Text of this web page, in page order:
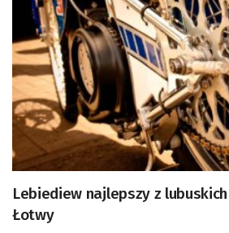
Lebiediew najlepszy z
Łotwy